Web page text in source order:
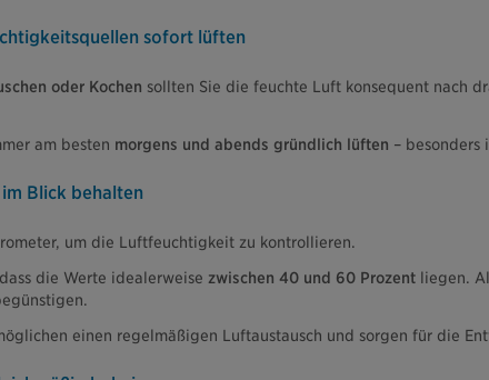
sofort lüften
oder Kochen sollten Sie die feuchte Luft konsequent nach
am besten morgens und abends gründlich lüften – besonders
Blick behalten
um die Luftfeuchtigkeit zu kontrollieren.
die Werte idealerweise zwischen 40 und 60 Prozent liegen.
einen regelmäßigen Luftaustausch und sorgen für die